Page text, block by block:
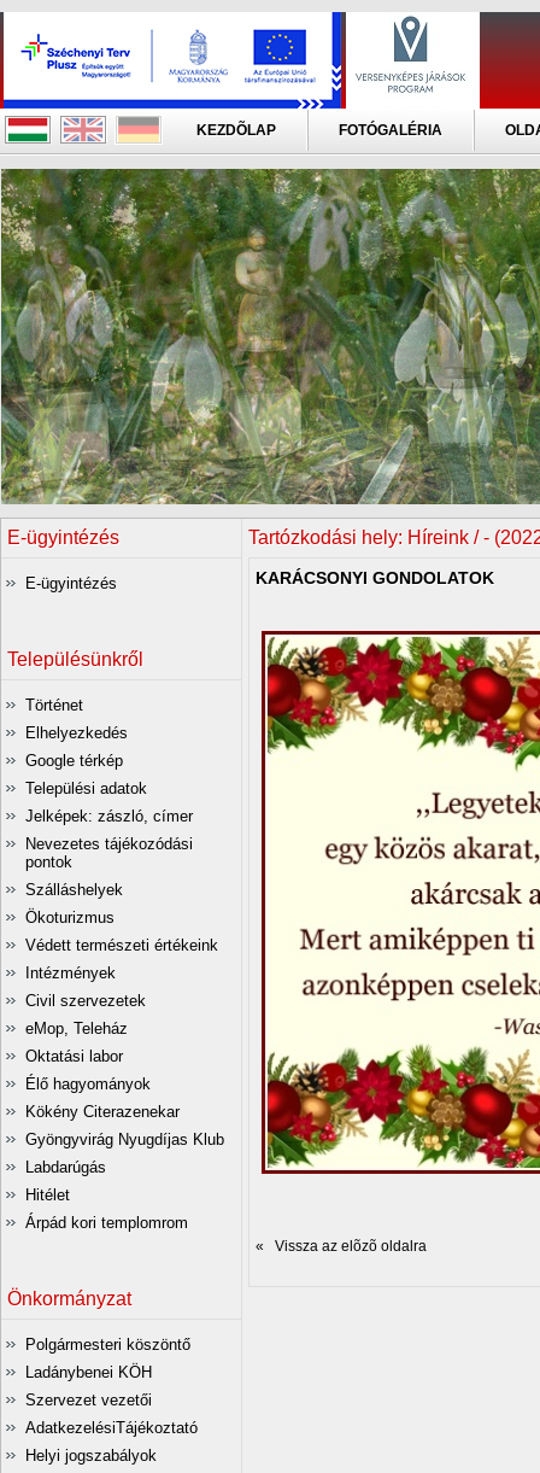
KEZDÕLAP FOTÓGALÉRIA
E-ügyintézés
E-ügyintézés
Településünkről
Történet
Elhelyezkedés
Google térkép
Települési adatok
Jelképek: zászló, címer
Nevezetes tájékozódási
pontok
Szálláshelyek
Ökoturizmus
Védett természeti értékeink
Intézmények
Civil szervezetek
eMop, Teleház
Oktatási labor
Élő hagyományok
Kökény Citerazenekar
Gyöngyvirág Nyugdíjas Klub
Labdarúgás
Hitélet
Árpád kori templomrom
Önkormányzat
Polgármesteri köszöntő
Ladánybenei KÖH
Szervezet vezetői
AdatkezelésiTájékoztató
Helyi jogszabályok
Tartózkodási hely: Híreink / -
KARÁCSONYI GONDOLATOK
« Vissza az elõzõ oldalra